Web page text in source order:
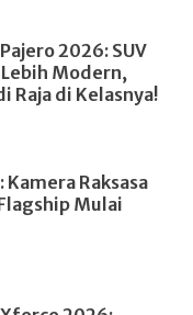
2026: SUV
Modern,
Raja di Kelasnya!
Kamera Raksasa
Mulai